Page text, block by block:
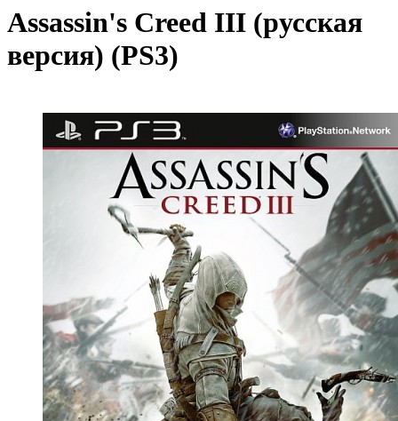
Assassin's Creed III (русская
версия) (PS3)